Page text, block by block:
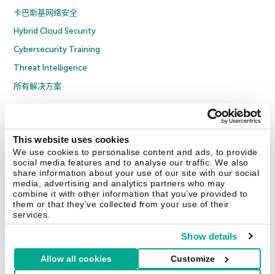
This website uses cookies
We use cookies to personalise content and ads, to provide
social media features and to analyse our traffic. We also
share information about your use of our site with our social
media, advertising and analytics partners who may
combine it with other information that you’ve provided to
them or that they’ve collected from your use of their
services.
Show details
Allow all cookies Customize
卡巴斯基网络安全
Hybrid Cloud Security
Cybersecurity Training
Threat Intelligence
所有解决方案
隐私策略
京ICP备12053225号
京公网安备 11010102001169号
联系我们 关于我们 合作伙伴 Blog 资源中心 新闻稿
Securelist Eugene Personal Blog
中国 (China)